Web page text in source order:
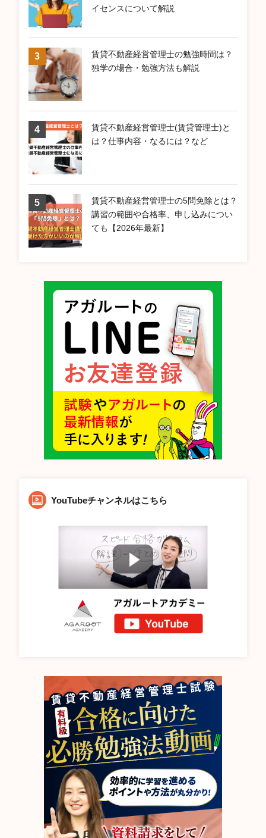
イセンスについて解説
賃貸不動産経営管理士の勉強時間は？
独学の場合・勉強方法も解説
賃貸不動産経営管理士(賃貸管理士)と
は？仕事内容・なるには？など
賃貸不動産経営管理士の5問免除とは？
講習の範囲や合格率、申し込みについ
ても【2026年最新】
YouTubeチャンネルはこちら